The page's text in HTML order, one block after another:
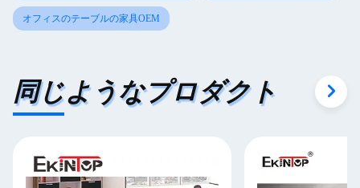
オフィスのテーブルの家具OEM
同じようなプロダクト